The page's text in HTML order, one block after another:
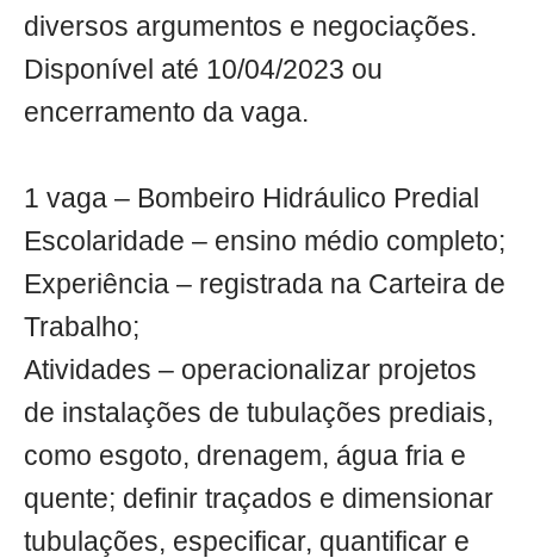
diversos argumentos e negociações.
Disponível até 10/04/2023 ou
encerramento da vaga.
1 vaga – Bombeiro Hidráulico Predial
Escolaridade – ensino médio completo;
Experiência – registrada na Carteira de
Trabalho;
Atividades – operacionalizar projetos
de instalações de tubulações prediais,
como esgoto, drenagem, água fria e
quente; definir traçados e dimensionar
tubulações, especificar, quantificar e